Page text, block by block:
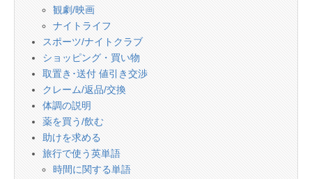
観劇/映画
ナイトライフ
スポーツ/ナイトクラブ
ショッピング・買い物
取置き･送付 値引き交渉
クレーム/返品/交換
体調の説明
薬を買う/飲む
助けを求める
旅行で使う英単語
時間に関する単語